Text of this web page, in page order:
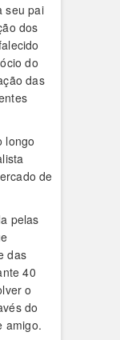
seu pai
dos
do
das
longo
de
pelas
das
40
o
do
amigo.